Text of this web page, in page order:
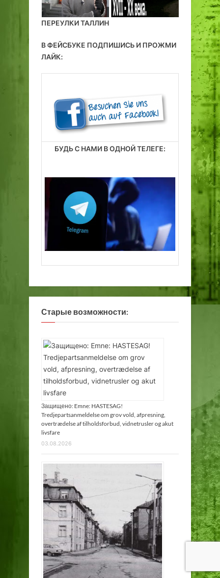
ПЕРЕУЛКИ ТАЛЛИН
В ФЕЙСБУКЕ ПОДПИШИСЬ И ПРОЖМИ
ЛАЙК:
БУДЬ С НАМИ В ОДНОЙ ТЕЛЕГЕ:
Старые возможности:
Защищено: Emne: HASTESAG!
Tredjepartsanmeldelse om grov vold, afpresning,
overtrædelse af tilholdsforbud, vidnetrusler og akut
livsfare
03.08.2026